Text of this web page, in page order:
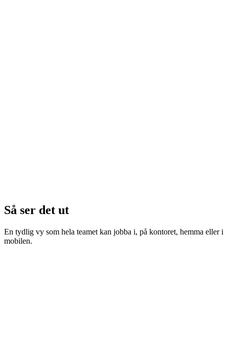
Så ser det ut
En tydlig vy som hela teamet kan jobba i, på kontoret, hemma eller i
mobilen.